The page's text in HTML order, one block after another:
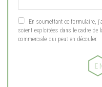
En soumettant ce formulaire,
soient exploitées dans le cadre de
commerciale qui peut en découler.